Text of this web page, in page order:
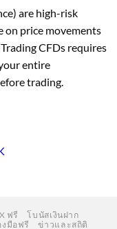
are high-risk
on price movements
CFDs requires
entire
trading.
ฟรี
โบนัสเงินฝาก
งมือฟรี ข่าวและสถิติ